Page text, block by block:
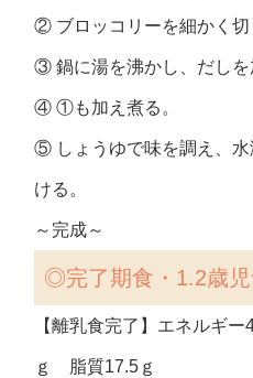
② ブロッコリーを細かく切
③ 鍋に湯を沸かし、だしを
④ ①も加え煮る。
⑤ しょうゆで味を調え、
ける。
～完成～
◎完了期食・1.2歳
【離乳食完了】エネルギ
ｇ 脂質17.5ｇ